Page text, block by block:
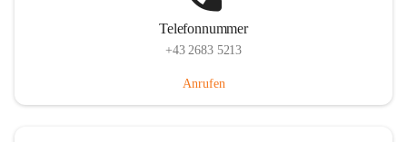
Telefonnummer
+43 2683 5213
Anrufen